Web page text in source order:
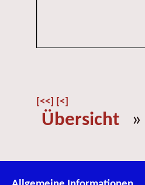
[<<] [<]
Übersicht »